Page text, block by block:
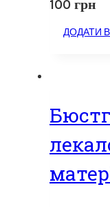
100 грн
ДОДАТИ